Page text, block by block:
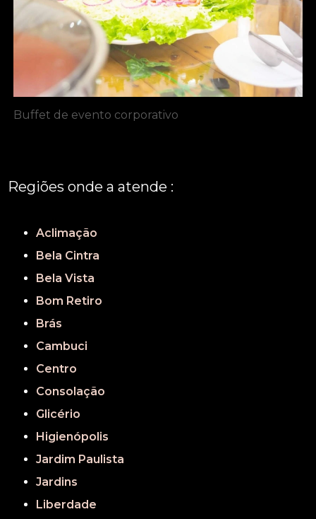
Buffet de evento corporativo
Regiões onde a atende :
Aclimação
Bela Cintra
Bela Vista
Bom Retiro
Brás
Cambuci
Centro
Consolação
Glicério
Higienópolis
Jardim Paulista
Jardins
Liberdade